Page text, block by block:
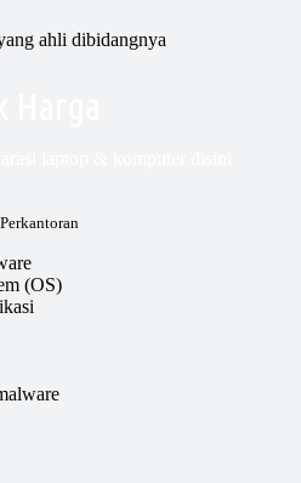
ahli dibidangnya
(OS)